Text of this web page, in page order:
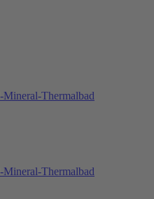
Mineral-Thermalbad
Mineral-Thermalbad